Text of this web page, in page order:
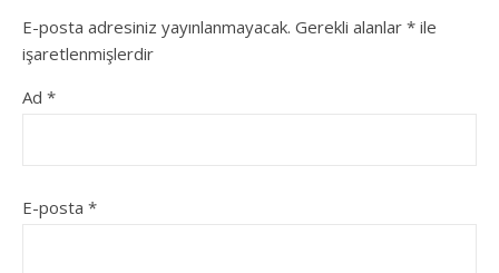
E-posta adresiniz yayınlanmayacak. Gerekli alanlar * ile
işaretlenmişlerdir
Ad *
E-posta *